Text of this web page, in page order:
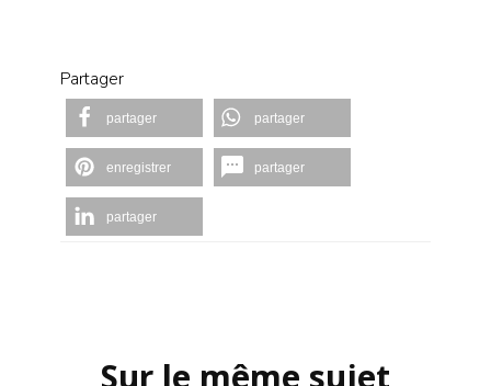
Partager
partager partager
enregistrer partager
partager
Sur le même sujet